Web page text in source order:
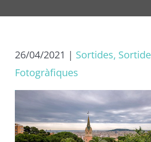
26/04/2021 | Sortides,
Fotogràfiques